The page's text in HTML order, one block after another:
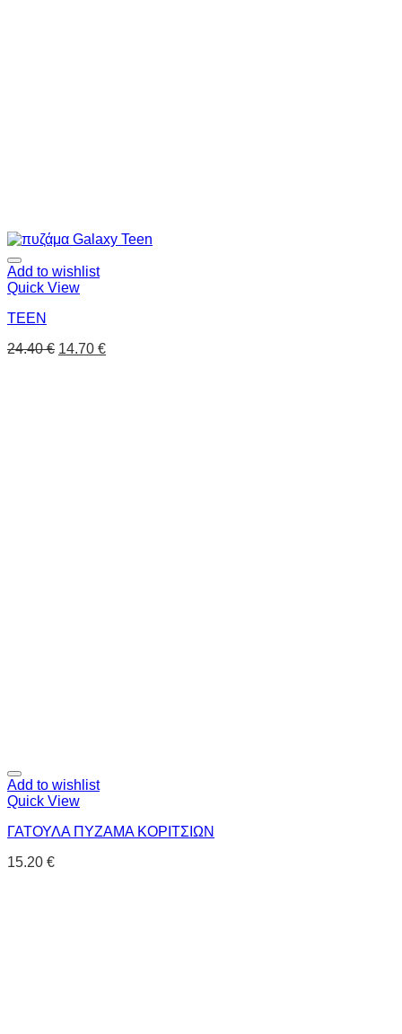
Add to wishlist
Quick View
TEEN
24.40€ 14.70 €
Add to wishlist
Quick View
ΓΑΤΟΥΛΑ ΠΥΖΑΜΑ ΚΟΡΙΤΣΙΩΝ
15.20 €